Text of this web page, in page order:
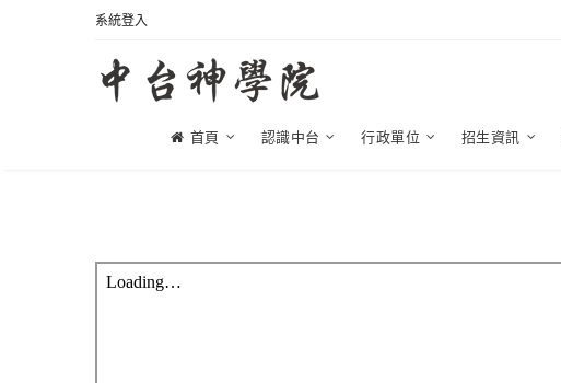
系統登入
首頁 認識中台 行政單位 招生資訊